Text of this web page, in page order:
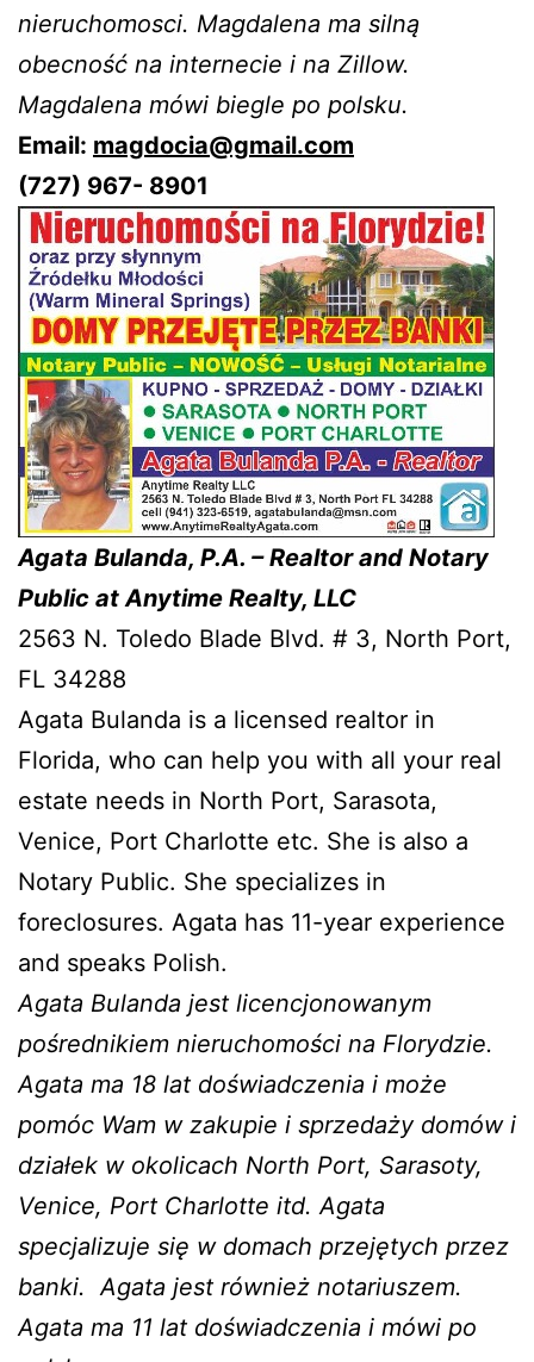
nieruchomosci. Magdalena ma silną
obecność na internecie i na Zillow.
Magdalena mówi biegle po polsku.
Email: magdocia@gmail.com
(727) 967- 8901
Agata Bulanda, P.A. – Realtor and Notary
Public at Anytime Realty, LLC
2563 N. Toledo Blade Blvd. # 3, North Port,
FL 34288
Agata Bulanda is a licensed realtor in
Florida, who can help you with all your real
estate needs in North Port, Sarasota,
Venice, Port Charlotte etc. She is also a
Notary Public. She specializes in
foreclosures. Agata has 11-year experience
and speaks Polish.
Agata Bulanda jest licencjonowanym
pośrednikiem nieruchomości na Florydzie.
Agata ma 18 lat doświadczenia i może
pomóc Wam w zakupie i sprzedaży domów i
działek w okolicach North Port, Sarasoty,
Venice, Port Charlotte itd. Agata
specjalizuje się w domach przejętych przez
banki. Agata jest również notariuszem.
Agata ma 11 lat doświadczenia i mówi po